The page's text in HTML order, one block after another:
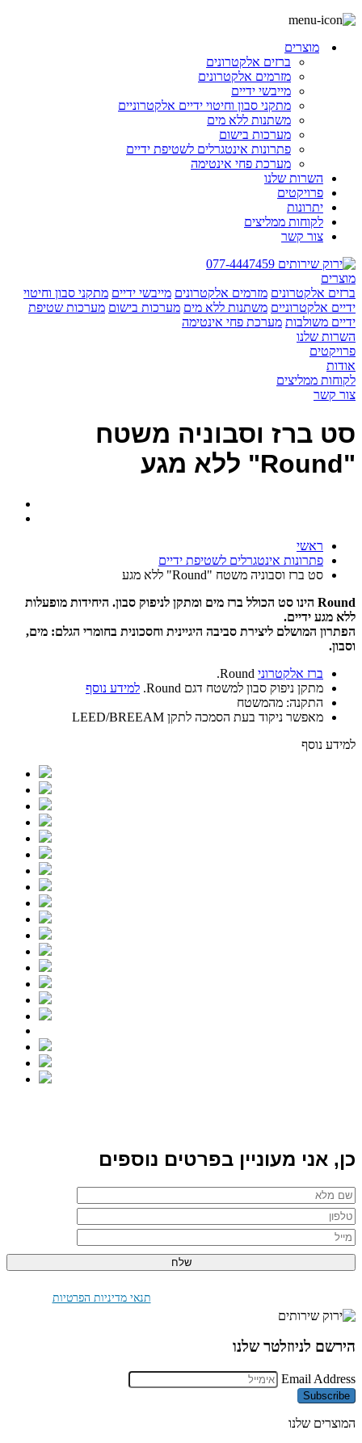
מוצרים
ברזים אלקטרונים
מזרמים אלקטרונים
מייבשי ידיים
מתקני סבון וחיטוי ידיים אלקטרוניים
משתנות ללא מים
מערכות בישום
פתרונות אינטגרלים לשטיפת ידיים
מערכת פחי אינטימה
השרות שלנו
פרויקטים
יתרונות
לקוחות ממליצים
צור קשר
077-4447459
מוצרים
ברזים אלקטרונים מזרמים אלקטרונים מייבשי ידיים מתקני סבון וחיטוי
ידיים אלקטרוניים משתנות ללא מים מערכות בישום מערכות שטיפת
ידיים משולבות מערכת פחי אינטימה
השרות שלנו
פרויקטים
אודות
לקוחות ממליצים
צור קשר
סט ברז וסבוניה משטח
"Round" ללא מגע
ראשי
פתרונות אינטגרלים לשטיפת ידיים
סט ברז וסבוניה משטח "Round" ללא מגע
Round הינו סט הכולל ברז מים ומתקן לניפוק סבון. היחידות מופעלות
ללא מגע ידיים.
הפתרון המושלם ליצירת סביבה היגיינית וחסכונית בחומרי הגלם: מים,
וסבון.
ברז אלקטרוני
מתקן ניפוק סבון למשטח דגם Round.
למידע נוסף
התקנה: מהמשטח
מאפשר ניקוד בעת הסמכה לתקן LEED/BREEAM
למידע נוסף
כן, אני מעוניין בפרטים נוספים
תנאי מדיניות הפרטיות
הירשם לניוזלטר שלנו
Email Address
Subscribe
המוצרים שלנו